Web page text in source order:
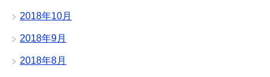
2018年10月
2018年9月
2018年8月